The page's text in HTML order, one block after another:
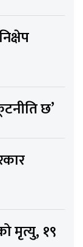
छ’
मृत्यु, १९